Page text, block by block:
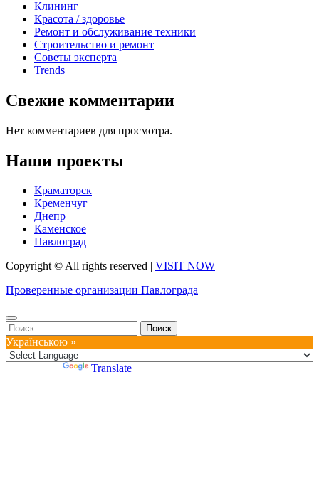
Клининг
Красота / здоровье
Ремонт и обслуживание техники
Строительство и ремонт
Советы эксперта
Trends
Свежие комментарии
Нет комментариев для просмотра.
Наши проекты
Краматорск
Кременчуг
Днепр
Каменское
Павлоград
Copyright © All rights reserved | VISIT NOW
Проверенные организации Павлограда
Найти:
Українською »
Translate